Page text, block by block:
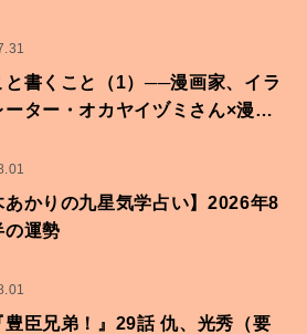
と書くこと（1）──漫画家、イラ
ーター・オカヤイヅミさん×漫画
あかりの九星気学占い】2026年8
の運勢
豊臣兄弟！』29話 仇、光秀（要